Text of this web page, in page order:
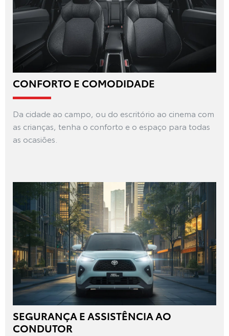
CONFORTO E COMODIDADE
Da cidade ao campo, ou do escritório ao cinema com
as crianças, tenha o conforto e o espaço para todas
as ocasiões.
SEGURANÇA E ASSISTÊNCIA AO
CONDUTOR